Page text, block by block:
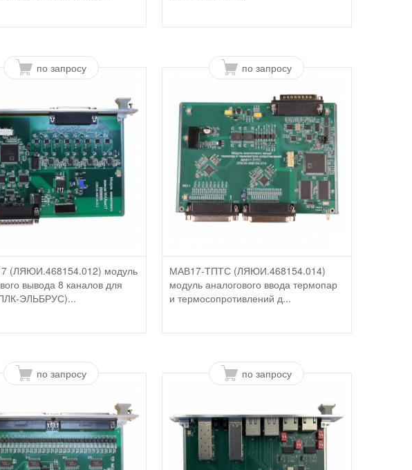
по запросу
(ЛЯЮИ.468154.012) модуль
вывода 8 каналов для
ЭЛЬБРУС)...
по запросу
МАВ17-ТПТС (ЛЯЮИ.468154.014)
модуль аналогового ввода термопар
и термосопротивлений д...
по запросу по запросу